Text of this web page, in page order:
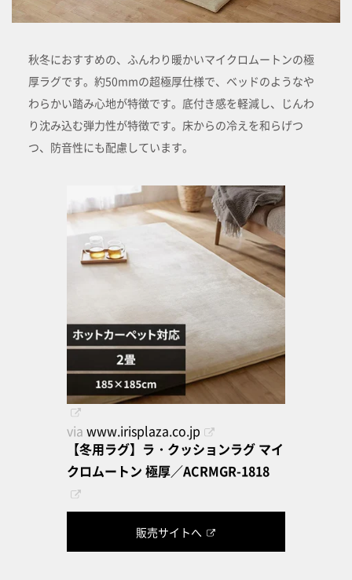
秋冬におすすめの、ふんわり暖かいマイクロムートンの極
厚ラグです。約50mmの超極厚仕様で、ベッドのようなや
わらかい踏み心地が特徴です。底付き感を軽減し、じんわ
り沈み込む弾力性が特徴です。床からの冷えを和らげつ
つ、防音性にも配慮しています。
via www.irisplaza.co.jp
【冬用ラグ】ラ・クッションラグ マイ
クロムートン 極厚／ACRMGR-1818
販売サイトへ